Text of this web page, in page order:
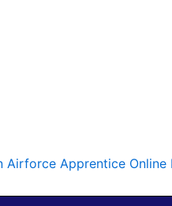
Airforce Apprentice Online